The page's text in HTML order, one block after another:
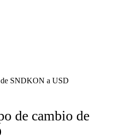
de SNDKON a USD
de cambio de